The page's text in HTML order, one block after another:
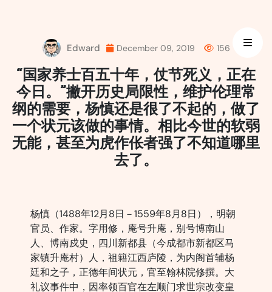
Edward December 09, 2019 156
“国家养士百五十年，仗节死义，正在
今日。”撇开历史局限性，维护伦理常
纲的需要，杨慎还是很了不起的，做了
一个状元该做的事情。相比今世的软弱
无能，甚至为虎作伥者强了不知道哪里
去了。
杨慎（1488年12月8日－1559年8月8日），明朝
官员、作家。字用修，庵号升庵，别号博南山
人、博南戍史，四川新都县（今成都市新都区马
家镇升庵村）人，祖籍江西庐陵，为内阁首辅杨
廷和之子，正德年间状元，官至翰林院修撰。大
礼议事件中，因率领百官在左顺门求世宗改变皇